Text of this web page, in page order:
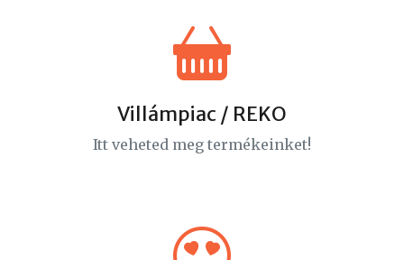
Villámpiac / REKO
Itt veheted meg termékeinket!